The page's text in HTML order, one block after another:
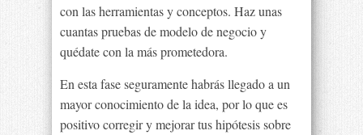
con las herramientas y conceptos. Haz unas
cuantas pruebas de modelo de negocio y
quédate con la más prometedora.
En esta fase seguramente habrás llegado a un
mayor conocimiento de la idea, por lo que es
positivo corregir y mejorar tus hipótesis sobre